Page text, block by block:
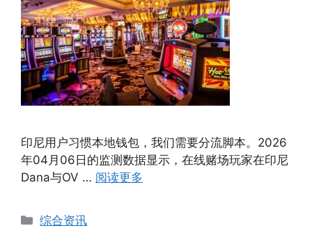
印尼用户习惯本地钱包，我们需要分流脚本。2026
年04月06日的监测数据显示，在线赌场玩家在印尼
Dana与OV … 阅读更多
Categories
综合资讯